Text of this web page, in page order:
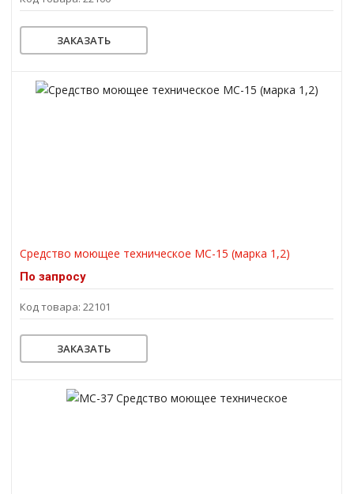
ЗАКАЗАТЬ
Средство моющее техническое МС-15 (марка 1,2)
По запросу
Код товара: 22101
ЗАКАЗАТЬ